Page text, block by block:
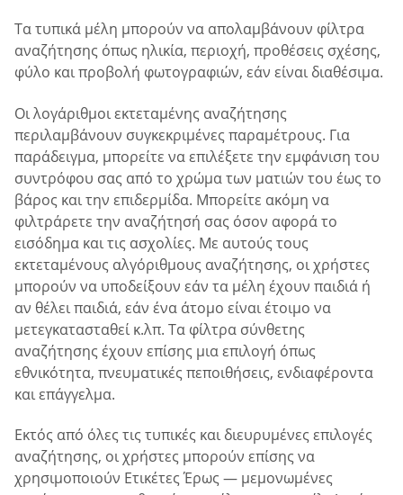
Τα τυπικά μέλη μπορούν να απολαμβάνουν φίλτρα
αναζήτησης όπως ηλικία, περιοχή, προθέσεις σχέσης,
φύλο και προβολή φωτογραφιών, εάν είναι διαθέσιμα.
Οι λογάριθμοι εκτεταμένης αναζήτησης
περιλαμβάνουν συγκεκριμένες παραμέτρους. Για
παράδειγμα, μπορείτε να επιλέξετε την εμφάνιση του
συντρόφου σας από το χρώμα των ματιών του έως το
βάρος και την επιδερμίδα. Μπορείτε ακόμη να
φιλτράρετε την αναζήτησή σας όσον αφορά το
εισόδημα και τις ασχολίες. Με αυτούς τους
εκτεταμένους αλγόριθμους αναζήτησης, οι χρήστες
μπορούν να υποδείξουν εάν τα μέλη έχουν παιδιά ή
αν θέλει παιδιά, εάν ένα άτομο είναι έτοιμο να
μετεγκατασταθεί κ.λπ. Τα φίλτρα σύνθετης
αναζήτησης έχουν επίσης μια επιλογή όπως
εθνικότητα, πνευματικές πεποιθήσεις, ενδιαφέροντα
και επάγγελμα.
Εκτός από όλες τις τυπικές και διευρυμένες επιλογές
αναζήτησης, οι χρήστες μπορούν επίσης να
χρησιμοποιούν Ετικέτες Έρως — μεμονωμένες